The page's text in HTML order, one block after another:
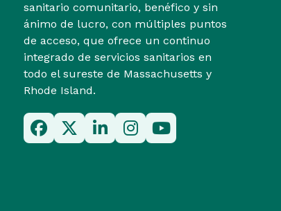
sanitario comunitario, benéfico y sin
ánimo de lucro, con múltiples puntos
de acceso, que ofrece un continuo
integrado de servicios sanitarios en
todo el sureste de Massachusetts y
Rhode Island.